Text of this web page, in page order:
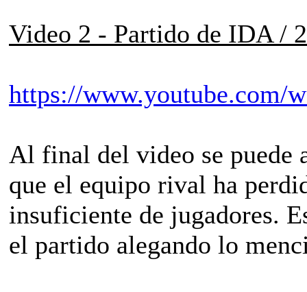
Video 2 - Partido de IDA /
https://www.youtube.com/
Al final del video se puede
que el equipo rival ha
insuficiente de jugadores.
el partido alegando lo